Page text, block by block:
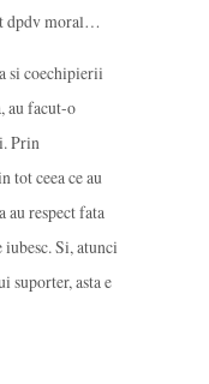
dpdv moral…
si coechipierii
au facut-o
Prin
tot ceea ce au
au respect fata
iubesc. Si, atunci
suporter, asta e